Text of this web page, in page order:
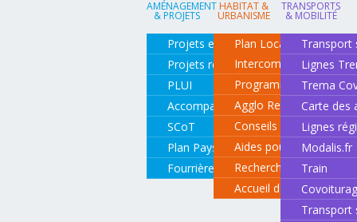
AMÉNAGEMENT
& PROJETS
Projets en cours
Projets réalisés
PLUI
Accompagnement de projets
SCoT
Plan Paysage
Fourrière animale
HABITAT &
URBANISME
Plan Local d'Urbanisme
Intercommunal
Programme local de
Agglo Renov
Conseils pour rénover
Aides pour rénover
Recherche d'un
Accueil des gens du
TRANSPORTS
& MOBILITÉ
Transport
Lignes
Trema
Carte des
Lignes
Modalis.fr
Train
Transport